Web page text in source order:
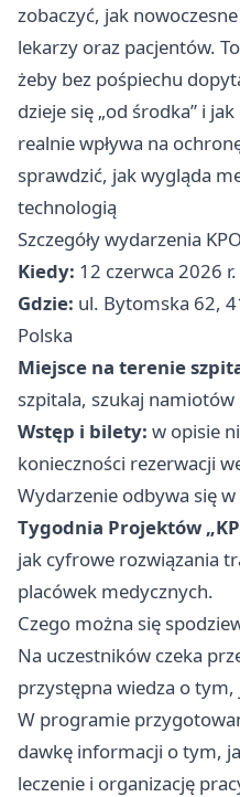
zobaczyć, jak
lekarzy oraz pacjentów.
żeby bez pośpiechu
dzieje się „od środka” i
realnie wpływa na
sprawdzić, jak wygląda
technologią
Szczegóły wydarzenia
Kiedy: 12 czerwca 2026
Gdzie: ul. Bytomska 62,
Polska
Miejsce na terenie
szpitala, szukaj namiotów
Wstęp i bilety: w opisie
konieczności rezerwacji
Wydarzenie odbywa się
Tygodnia Projektów
jak cyfrowe rozwiązania
placówek medycznych.
Czego można się
Na uczestników czeka
przystępna wiedza o tym,
W programie
dawkę informacji o tym,
leczenie i organizację